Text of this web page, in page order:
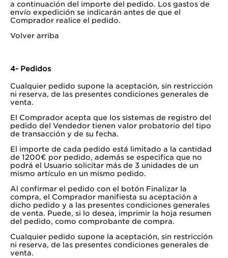
a continuación del importe del pedido. Los gastos de
envío expedición se indicarán antes de que el
Comprador realice el pedido.
Volver arriba
4- Pedidos
Cualquier pedido supone la aceptación, sin restricción
ni reserva, de las presentes condiciones generales de
venta.
El Comprador acepta que los sistemas de registro del
pedido del Vendedor tienen valor probatorio del tipo
de transacción y de su fecha.
El importe de cada pedido está limitado a la cantidad
de 1200€ por pedido, además se especifica que no
podrá el Usuario solicitar más de 3 unidades de un
mismo artículo en un mismo pedido.
Al confirmar el pedido con el botón Finalizar la
compra, el Comprador manifiesta su aceptación a
dicho pedido y a las presentes condiciones generales
de venta. Puede, si lo desea, imprimir la hoja resumen
del pedido, como comprobante de compra.
Cualquier pedido supone la aceptación, sin restricción
ni reserva, de las presentes condiciones generales de
venta.